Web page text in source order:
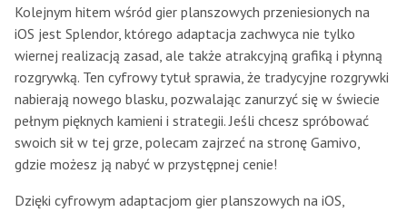
Kolejnym hitem wśród gier planszowych przeniesionych na
iOS jest Splendor, którego adaptacja zachwyca nie tylko
wiernej realizacją zasad, ale także atrakcyjną grafiką i płynną
rozgrywką. Ten cyfrowy tytuł sprawia, że tradycyjne rozgrywki
nabierają nowego blasku, pozwalając zanurzyć się w świecie
pełnym pięknych kamieni i strategii. Jeśli chcesz spróbować
swoich sił w tej grze, polecam zajrzeć na stronę Gamivo,
gdzie możesz ją nabyć w przystępnej cenie!
Dzięki cyfrowym adaptacjom gier planszowych na iOS,